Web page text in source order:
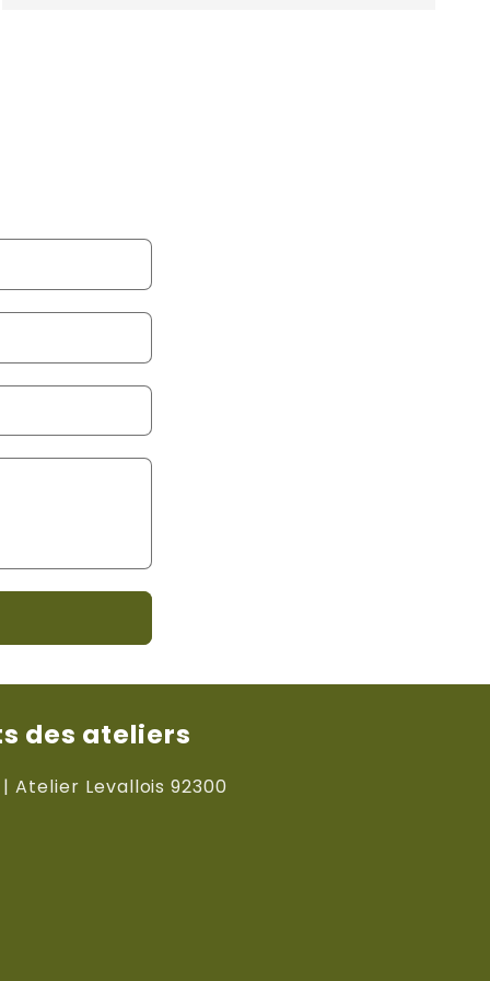
des ateliers
Atelier Levallois 92300